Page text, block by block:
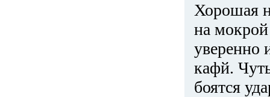
Хорошая
на
уверенно
кафй.
боятся